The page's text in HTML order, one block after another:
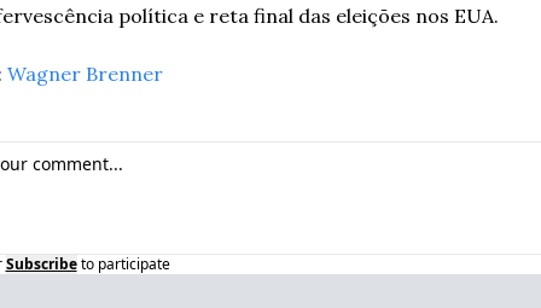
política e reta final das eleições nos EUA.
Wagner Brenner
Subscribe to participate